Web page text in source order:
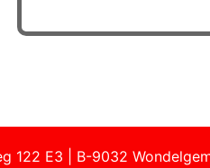
122 E3 | B-9032